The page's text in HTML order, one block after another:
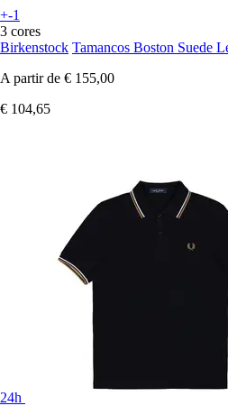
+-1
3 cores
Birkenstock Tamancos Boston Suede
A partir de € 155,00
€ 104,65
24h